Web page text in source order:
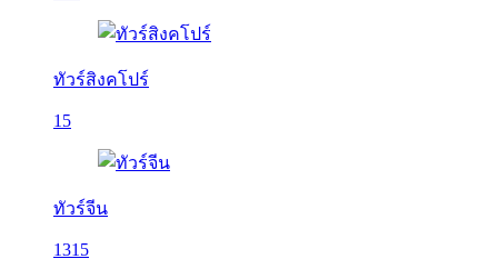
ทัวร์สิงคโปร์
15
ทัวร์จีน
1315